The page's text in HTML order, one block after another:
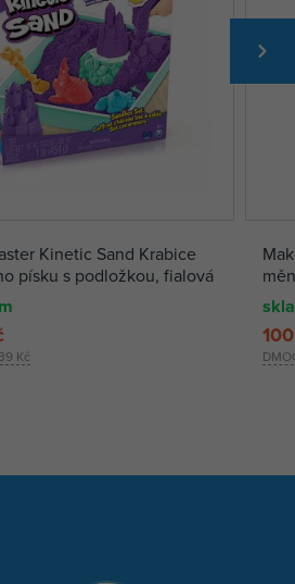
Kinetic Sand Krabice
písku s podložkou, fialová
Kč